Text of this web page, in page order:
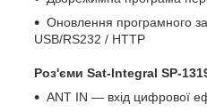
Оновлення програмного
USB/RS232 / HTTP
Роз'єми Sat-Integral SP-
ANT IN — вхід цифрової